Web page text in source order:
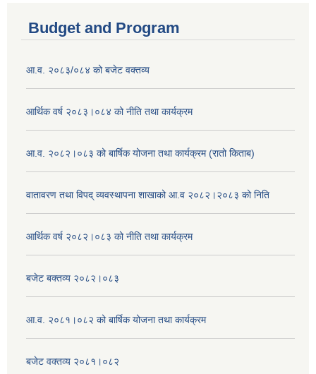
Budget and Program
आ.व. २०८३/०८४ को बजेट वक्तव्य
आर्थिक वर्ष २०८३।०८४ को नीति तथा कार्यक्रम
आ.व. २०८२।०८३ को बार्षिक योजना तथा कार्यक्रम (रातो किताब)
वातावरण तथा विपद् व्यवस्थापना शाखाको आ.व २०८२।२०८३ को निति
आर्थिक वर्ष २०८२।०८३ को नीति तथा कार्यक्रम
बजेट बक्तव्य २०८२।०८३
आ.व. २०८१।०८२ को बार्षिक योजना तथा कार्यक्रम
बजेट वक्तव्य २०८१।०८२